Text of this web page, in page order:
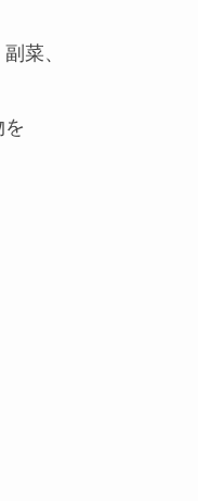
菜、